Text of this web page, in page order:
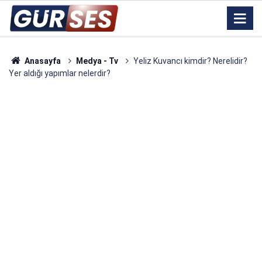
Anasayfa Medya - Tv
Yeliz Kuvancı kimdir? Nerelidir?
Yer aldığı yapımlar nelerdir?